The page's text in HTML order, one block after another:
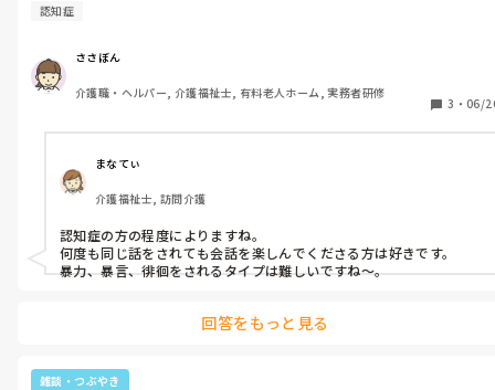
認知症
ささぼん
介護職・ヘルパー, 介護福祉士, 有料老人ホーム, 実務者研修
3 ・ 06/
まなてぃ
介護福祉士, 訪問介護
認知症の方の程度によりますね。
何度も同じ話をされても会話を楽しんでくださる方は好きです。
暴力、暴言、徘徊をされるタイプは難しいですね〜。
回答をもっと見る
雑談・つぶやき